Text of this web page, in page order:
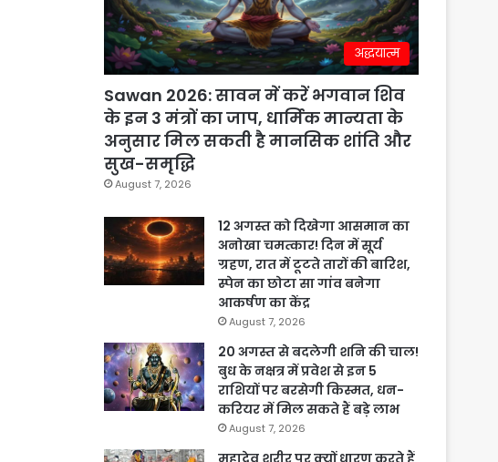
अद्धयात्म
Sawan 2026: सावन में करें भगवान शिव
के इन 3 मंत्रों का जाप, धार्मिक मान्यता के
अनुसार मिल सकती है मानसिक शांति और
सुख-समृद्धि
August 7, 2026
12 अगस्त को दिखेगा आसमान का
अनोखा चमत्कार! दिन में सूर्य
ग्रहण, रात में टूटते तारों की बारिश,
स्पेन का छोटा सा गांव बनेगा
आकर्षण का केंद्र
August 7, 2026
20 अगस्त से बदलेगी शनि की चाल!
बुध के नक्षत्र में प्रवेश से इन 5
राशियों पर बरसेगी किस्मत, धन-
करियर में मिल सकते हैं बड़े लाभ
August 7, 2026